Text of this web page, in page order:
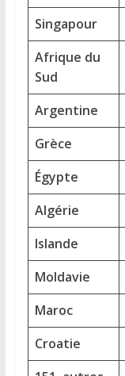
Singapour
Afrique du
Sud
Argentine
Grèce
Égypte
Algérie
Islande
Moldavie
Maroc
Croatie